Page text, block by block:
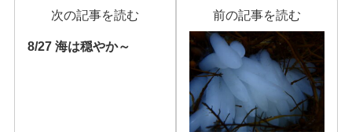
次の記事を読む
8/27 海は穏やか～
前の記事を読む